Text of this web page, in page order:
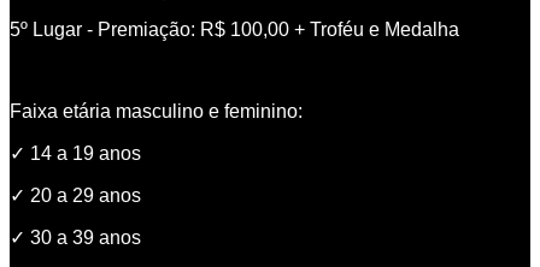
5º Lugar - Premiação: R$ 100,00 + Troféu e Medalha
Faixa etária masculino e feminino:
✓ 14 a 19 anos
✓ 20 a 29 anos
✓ 30 a 39 anos